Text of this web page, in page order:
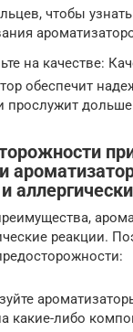
чтобы
на качестве:
обеспечит
прослужит
реакции.
какие-либо